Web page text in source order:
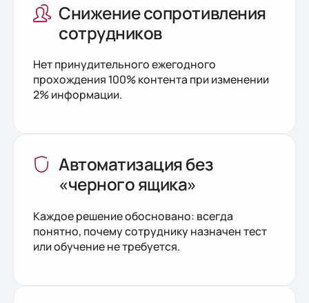
Снижение сопротивления
сотрудников
Нет принудительного ежегодного
прохождения 100% контента при изменении
2% информации.
Автоматизация без
«черного ящика»
Каждое решение обосновано: всегда
понятно, почему сотруднику назначен тест
или обучение не требуется.